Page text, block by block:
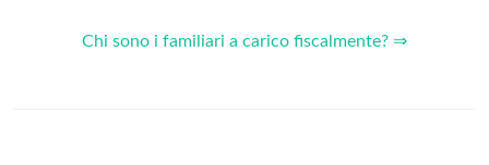
Chi sono i familiari a carico fiscalmente? ⇒